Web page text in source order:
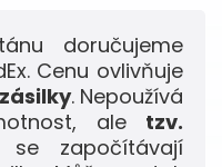
doručujeme
Cenu ovlivňuje
. Nepoužívá
ale tzv.
započítávají